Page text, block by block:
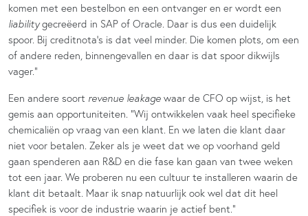
komen met een bestelbon en een ontvanger en er wordt een
liabilitygecreëerd in SAP of Oracle. Daar is dus een duidelijk
spoor. Bij creditnota’s is dat veel minder. Die komen plots, om een
of andere reden, binnengevallen en daar is dat spoor dikwijls
vager.”
Een andere soort revenue leakage waar de CFO op wijst, is het
gemis aan opportuniteiten. “Wij ontwikkelen vaak heel specifieke
chemicaliën op vraag van een klant. En we laten die klant daar
niet voor betalen. Zeker als je weet dat we op voorhand geld
gaan spenderen aan R&D en die fase kan gaan van twee weken
tot een jaar. We proberen nu een cultuur te installeren waarin de
klant dit betaalt. Maar ik snap natuurlijk ook wel dat dit heel
specifiek is voor de industrie waarin je actief bent.”